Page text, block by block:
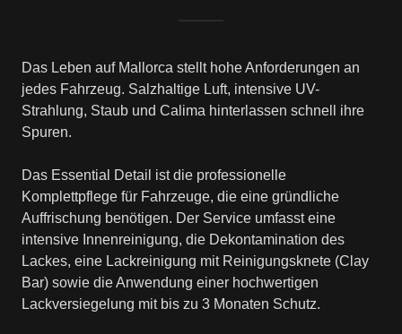
Das Leben auf Mallorca stellt hohe Anforderungen an
jedes Fahrzeug. Salzhaltige Luft, intensive UV-
Strahlung, Staub und Calima hinterlassen schnell ihre
Spuren.
Das Essential Detail ist die professionelle
Komplettpflege für Fahrzeuge, die eine gründliche
Auffrischung benötigen. Der Service umfasst eine
intensive Innenreinigung, die Dekontamination des
Lackes, eine Lackreinigung mit Reinigungsknete (Clay
Bar) sowie die Anwendung einer hochwertigen
Lackversiegelung mit bis zu 3 Monaten Schutz.